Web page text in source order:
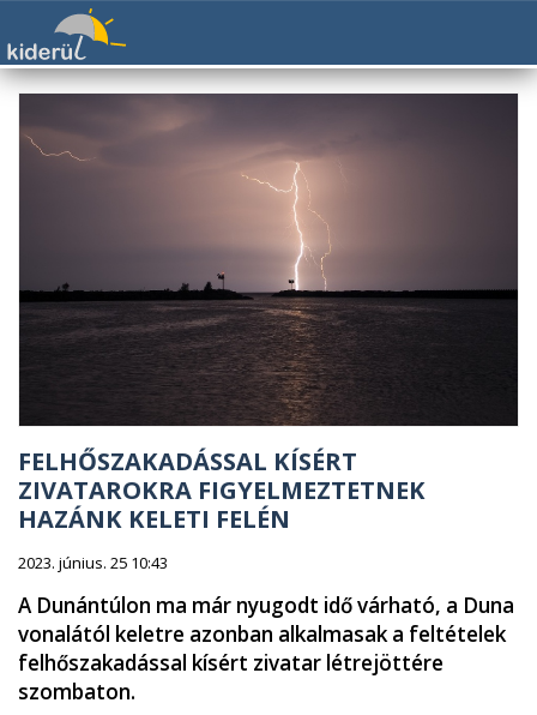
FELHŐSZAKADÁSSAL KÍSÉRT
ZIVATAROKRA FIGYELMEZTETNEK
HAZÁNK KELETI FELÉN
2023. június. 25 10:43
A Dunántúlon ma már nyugodt idő várható, a Duna
vonalától keletre azonban alkalmasak a feltételek
felhőszakadással kísért zivatar létrejöttére
szombaton.